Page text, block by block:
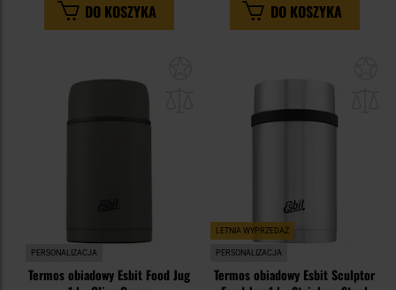
DO KOSZYKA DO KOSZYKA
PERSONALIZACJA
Termos obiadowy Esbit Food Jug
LETNIA WYPRZEDAŻ
PERSONALIZACJA
Termos obiadowy Esbit Sculptor